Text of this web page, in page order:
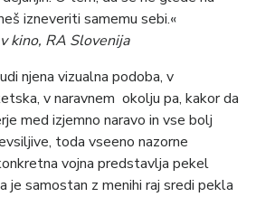
izneveriti samemu sebi.«
kino, RA Slovenija
njena vizualna podoba, v
v naravnem okolju pa, kakor da
med izjemno naravo in vse bolj
toda vseeno nazorne
vojna predstavlja pekel
je samostan z menihi raj sredi pekla